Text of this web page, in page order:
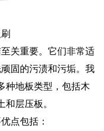
关重要。它们非常适
固的污渍和污垢。我
种地板类型，包括木
层压板。
点包括：